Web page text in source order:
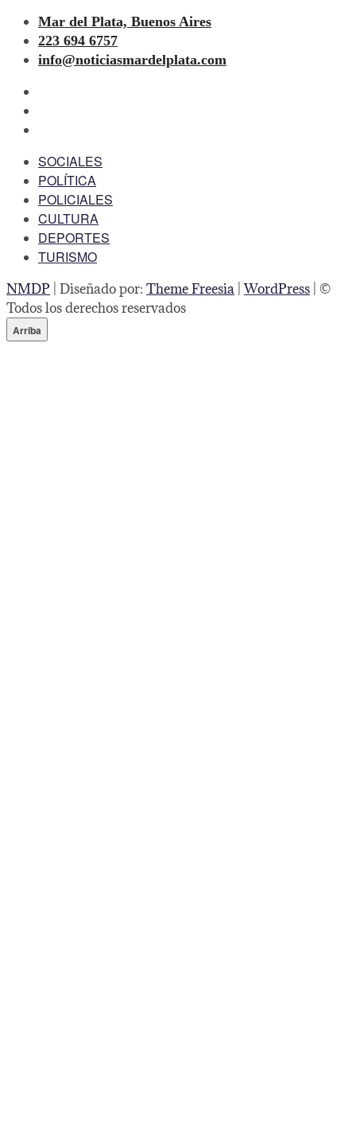
Mar del Plata, Buenos Aires
223 694 6757
info@noticiasmardelplata.com
SOCIALES
POLÍTICA
POLICIALES
CULTURA
DEPORTES
TURISMO
NMDP | Diseñado por: Theme Freesia |WordPress | ©
Todos los derechos reservados
Arriba